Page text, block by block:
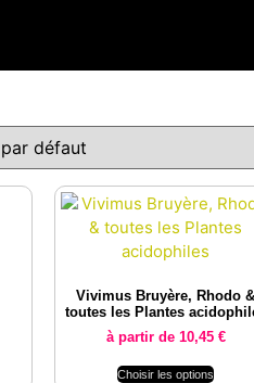
Vivimus Bruyère, Rhodo &
toutes les Plantes
à partir de 10,45 €
Choisir les options